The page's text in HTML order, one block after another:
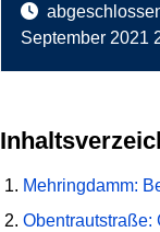
September 2021
Mehringdamm:
Obentrautstraße: